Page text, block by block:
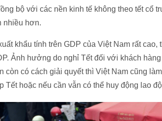
bộ với các nền kinh tế không theo tết cổ
nhiều hơn.
khẩu tính trên GDP của Việt Nam rất
Ảnh hưởng do nghỉ Tết đối với khách
còn có cách giải quyết thì Việt Nam cũng
Tết hoặc nếu cần vẫn có thể huy động lao